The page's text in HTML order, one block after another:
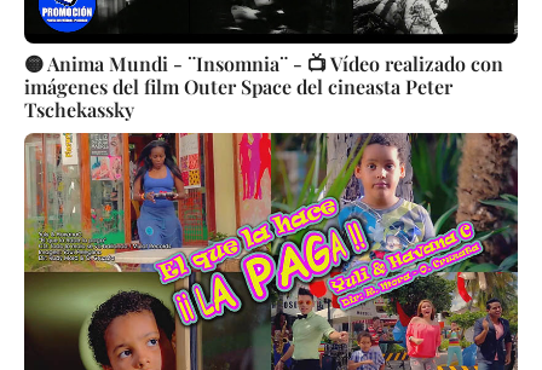
🟡 Anima Mundi - ¨Insomnia¨ - 📺 Vídeo realizado con
imágenes del film Outer Space del cineasta Peter
Tschekassky